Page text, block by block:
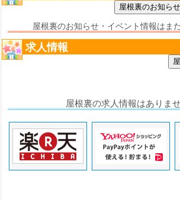
屋根裏のお知らせ・イベント情報はま
求人情報
屋根裏の求人情報はありませ